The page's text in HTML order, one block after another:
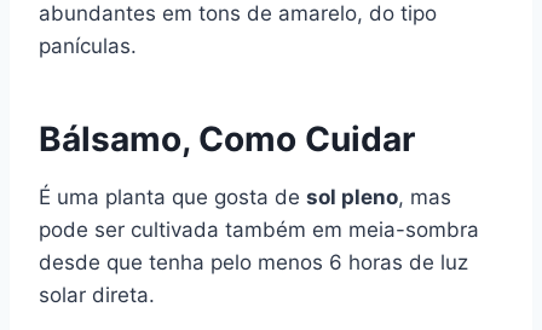
abundantes em tons de amarelo, do tipo
panículas.
Bálsamo, Como Cuidar
É uma planta que gosta de sol pleno, mas
pode ser cultivada também em meia-sombra
desde que tenha pelo menos 6 horas de luz
solar direta.